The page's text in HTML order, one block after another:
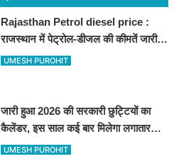
Rajasthan Petrol diesel price :
राजस्थान में पेट्रोल-डीजल की कीमतें जारी,
जानिए बीकानेर समेत पुरे प्रदेश में नए रेट
UMESH PUROHIT
जारी हुआ 2026 की सरकारी छुट्टियों का
कैलेंडर, इस साल कई बार मिलेगा लगातार
अवकाश, देखें
UMESH PUROHIT